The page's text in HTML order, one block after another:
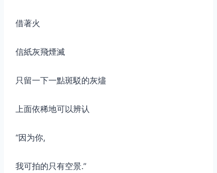
借著火
信紙灰飛煙滅
只留一下一點斑駁的灰燼
上面依稀地可以辨认
“因为你,
我可拍的只有空景.”